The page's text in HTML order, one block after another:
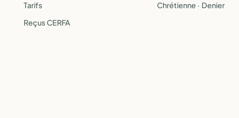
Tarifs
Reçus CERFA
Chrétienne · Denier